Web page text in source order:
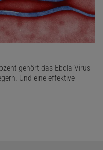
gehört das Ebola-Virus
Und eine effektive